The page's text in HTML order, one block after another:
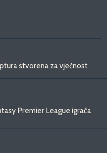
stvorena za vječnost
Premier League igrača